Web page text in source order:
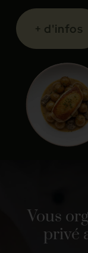
+ d'infos
Vous
privé